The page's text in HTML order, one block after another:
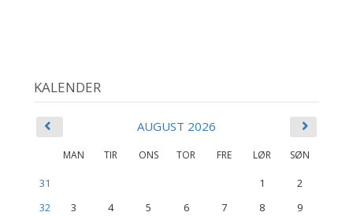
KALENDER
AUGUST 2026
MAN TIR ONS TOR FRE LØR SØN
31 1
2
32
3 4 5 6 7 8
9